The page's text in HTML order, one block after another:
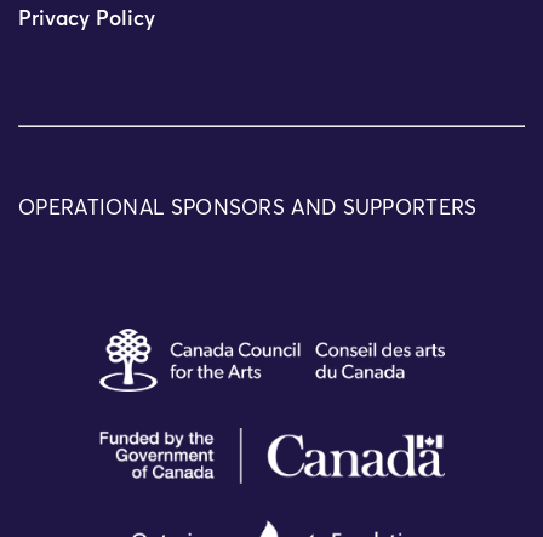
Privacy Policy
OPERATIONAL SPONSORS AND SUPPORTERS